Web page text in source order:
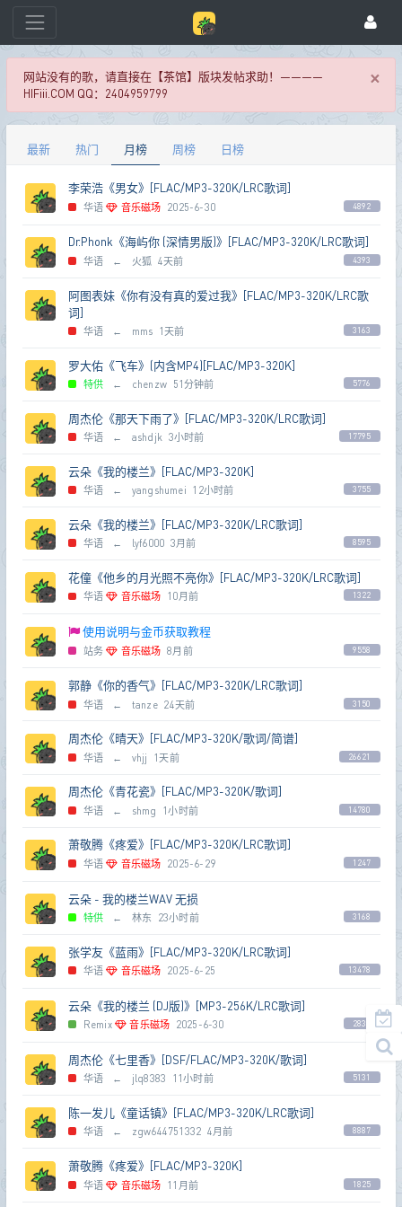
网站没有的歌，请直接在【茶馆】版块发帖求助！————
HIFiii.COM QQ：2404959799
×
最新 热门 月榜 周榜 日榜
李荣浩《男女》[FLAC/MP3-320K/LRC歌词]
华语 音乐磁场 2025-6-30 4892
Dr.Phonk《海屿你 (深情男版)》[FLAC/MP3-320K/LRC歌词]
华语 ← 火狐 4天前 4393
阿图表妹《你有没有真的爱过我》[FLAC/MP3-320K/LRC歌
词]
华语 ← mms 1天前 3163
罗大佑《飞车》(内含MP4)[FLAC/MP3-320K]
特供 ← chenzw 51分钟前 5776
周杰伦《那天下雨了》[FLAC/MP3-320K/LRC歌词]
华语 ← ashdjk 3小时前 17795
云朵《我的楼兰》[FLAC/MP3-320K]
华语 ← yangshumei 12小时前 3755
云朵《我的楼兰》[FLAC/MP3-320K/LRC歌词]
华语 ← lyf6000 3月前 8595
花僮《他乡的月光照不亮你》[FLAC/MP3-320K/LRC歌词]
华语 音乐磁场 10月前 1322
使用说明与金币获取教程
站务 音乐磁场 8月前 9558
郭静《你的香气》[FLAC/MP3-320K/LRC歌词]
华语 ← tanze 24天前 3150
周杰伦《晴天》[FLAC/MP3-320K/歌词/简谱]
华语 ← vhjj 1天前 26621
周杰伦《青花瓷》[FLAC/MP3-320K/歌词]
华语 ← shmg 1小时前 14780
萧敬腾《疼爱》[FLAC/MP3-320K/LRC歌词]
华语 音乐磁场 2025-6-29 1247
云朵 - 我的楼兰WAV 无损
特供 ← 林东 23小时前 3168
张学友《蓝雨》[FLAC/MP3-320K/LRC歌词]
华语 音乐磁场 2025-6-25 13478
云朵《我的楼兰 (DJ版)》[MP3-256K/LRC歌词]
Remix 音乐磁场 2025-6-30 2836
周杰伦《七里香》[DSF/FLAC/MP3-320K/歌词]
华语 ← jlq8383 11小时前 5131
陈一发儿《童话镇》[FLAC/MP3-320K/LRC歌词]
华语 ← zgw644751332 4月前 8887
萧敬腾《疼爱》[FLAC/MP3-320K]
华语 音乐磁场 11月前 1825